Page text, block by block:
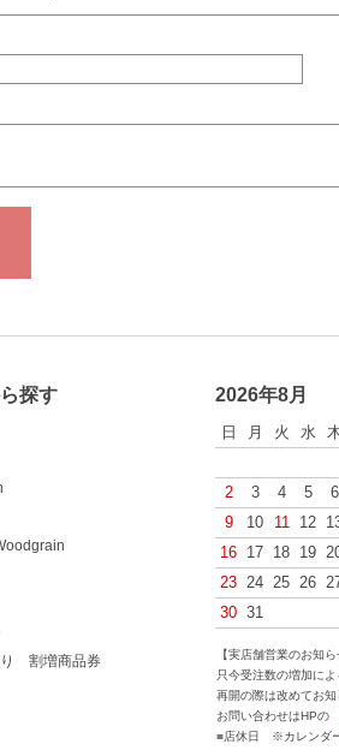
2026年8月
日 月 火 水
2
3 4 5 6
9
10 11 12
16 17 18 19
23 24 25 26
30 31
【実店舗営業のお知ら
只今受注数の増加に
再開の際は改めてお知
お問い合わせはHPの
■店休日 ※カレンダ
探す
割増商品券